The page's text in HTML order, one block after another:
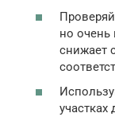
но
снижает
участках